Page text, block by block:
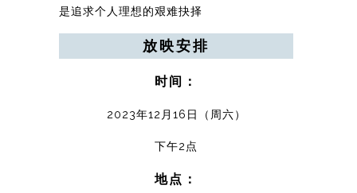
是追求个人理想的艰难抉择
放映安排
时间：
2023年12月16日（周六）
下午2点
地点：